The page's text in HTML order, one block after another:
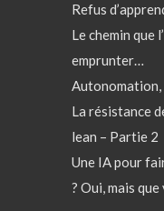
Refus
Le chemin que
emprunter…
Autonomation,
La résistance
lean – Partie 2
Une IA pour
? Oui, mais